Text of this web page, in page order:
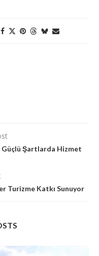
Güçlü Şartlarda Hizmet
Turizme Katkı Sunuyor